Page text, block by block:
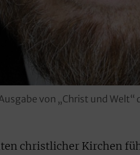
von „Christ und
christlicher Kirchen